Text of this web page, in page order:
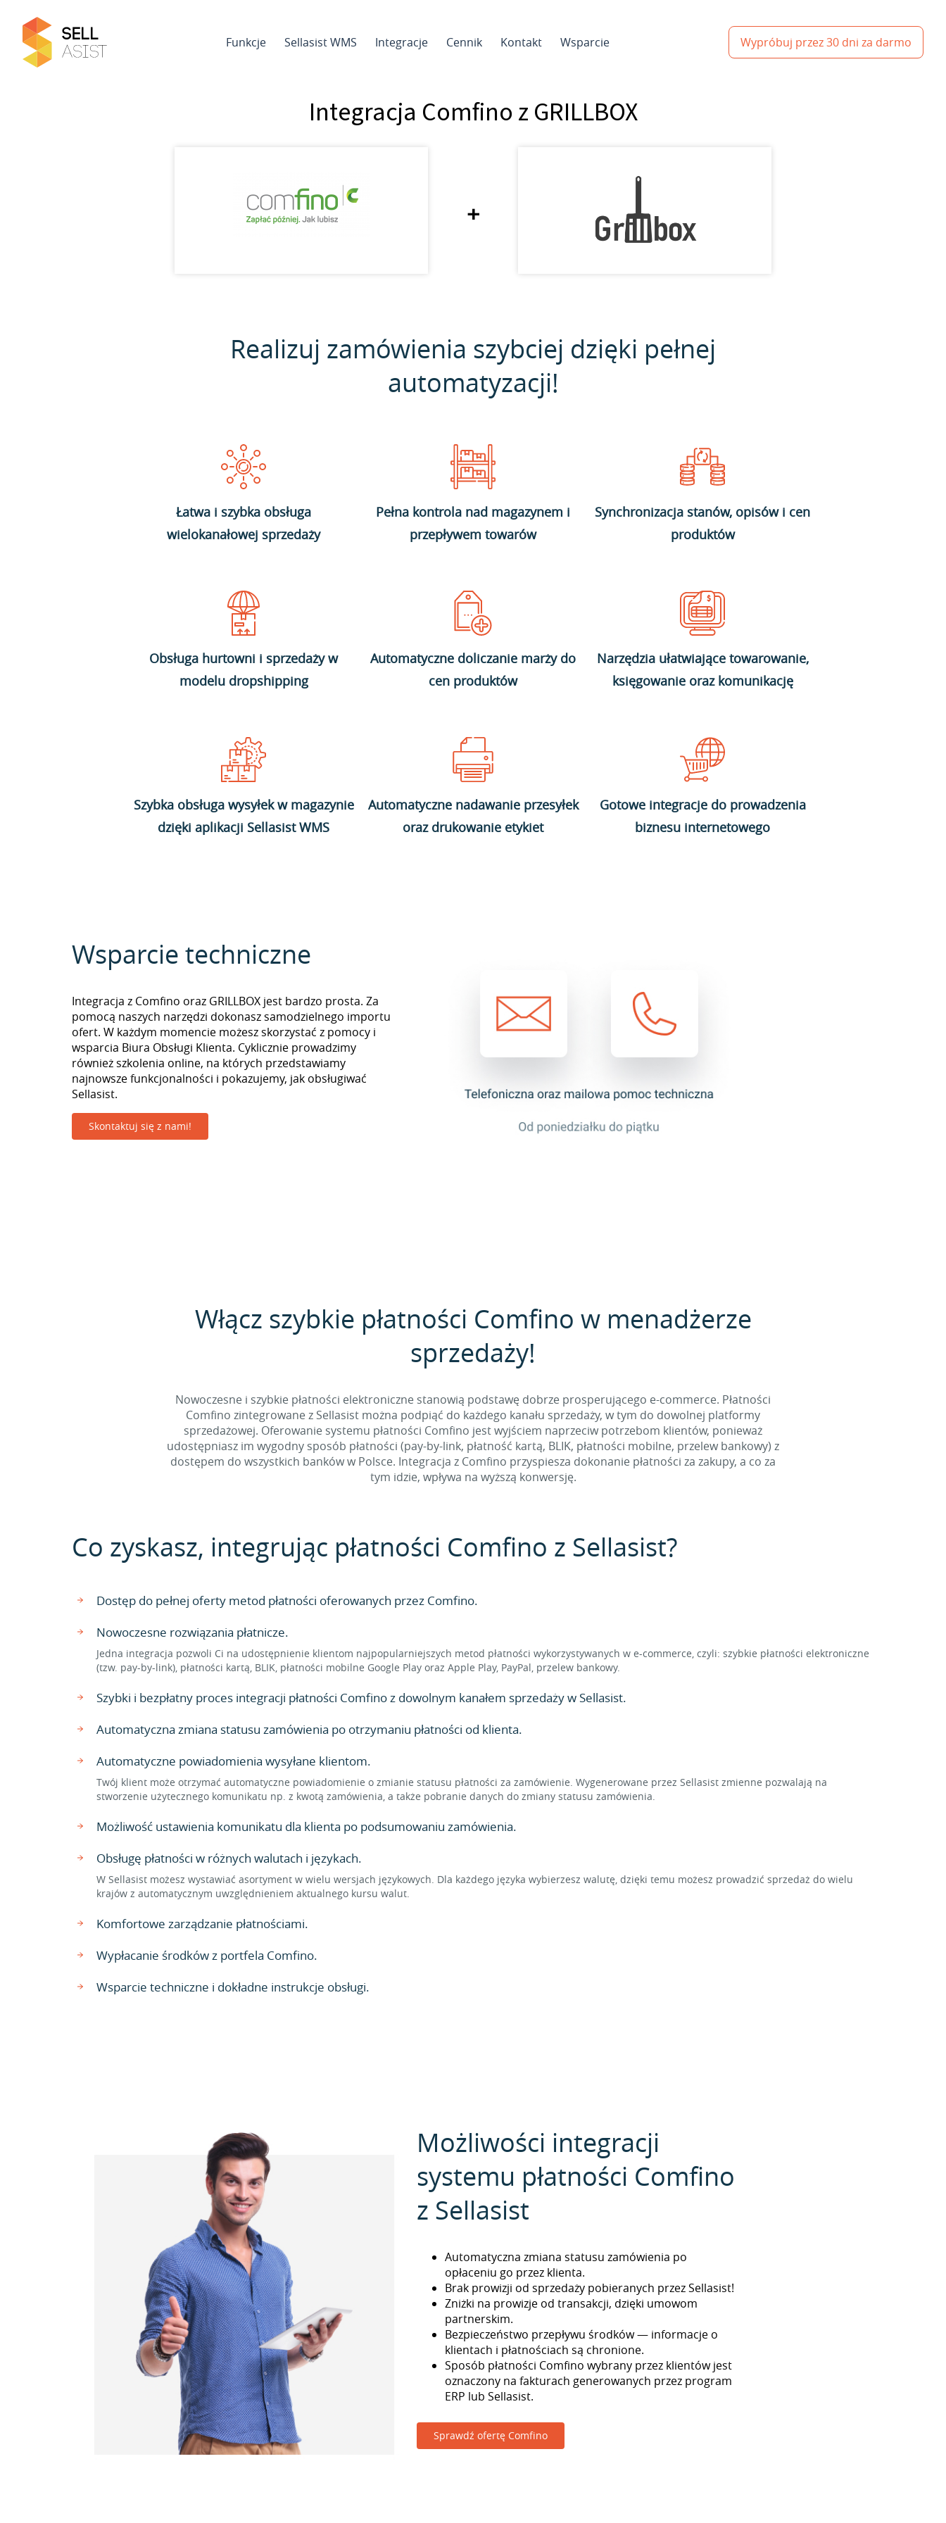
Funkcje Sellasist WMS Integracje Cennik Kontakt Wsparcie Wypróbuj przez 30 dni za darmo
Integracja Comfino z GRILLBOX
+
Realizuj zamówienia szybciej dzięki pełnej
automatyzacji!
Łatwa i szybka obsługa
wielokanałowej sprzedaży
Pełna kontrola nad magazynem i
przepływem towarów
Synchronizacja stanów, opisów i cen
produktów
Obsługa hurtowni i sprzedaży w
modelu dropshipping
Automatyczne doliczanie marży do
cen produktów
Narzędzia ułatwiające towarowanie,
księgowanie oraz komunikację
Szybka obsługa wysyłek w magazynie
dzięki aplikacji Sellasist WMS
Automatyczne nadawanie przesyłek
oraz drukowanie etykiet
Gotowe integracje do prowadzenia
biznesu internetowego
Wsparcie techniczne
Integracja z Comfino oraz GRILLBOX jest bardzo prosta. Za
pomocą naszych narzędzi dokonasz samodzielnego importu
ofert. W każdym momencie możesz skorzystać z pomocy i
wsparcia Biura Obsługi Klienta. Cyklicznie prowadzimy
również szkolenia online, na których przedstawiamy
najnowsze funkcjonalności i pokazujemy, jak obsługiwać
Sellasist.
Skontaktuj się z nami!
Włącz szybkie płatności Comfino w menadżerze
sprzedaży!
Nowoczesne i szybkie płatności elektroniczne stanowią podstawę dobrze prosperującego e-commerce. Płatności
Comfino zintegrowane z Sellasist można podpiąć do każdego kanału sprzedaży, w tym do dowolnej platformy
sprzedażowej. Oferowanie systemu płatności Comfino jest wyjściem naprzeciw potrzebom klientów, ponieważ
udostępniasz im wygodny sposób płatności (pay-by-link, płatność kartą, BLIK, płatności mobilne, przelew bankowy) z
dostępem do wszystkich banków w Polsce. Integracja z Comfino przyspiesza dokonanie płatności za zakupy, a co za
tym idzie, wpływa na wyższą konwersję.
Co zyskasz, integrując płatności Comfino z Sellasist?
Dostęp do pełnej oferty metod płatności oferowanych przez Comfino.
Nowoczesne rozwiązania płatnicze.
Jedna integracja pozwoli Ci na udostępnienie klientom najpopularniejszych metod płatności wykorzystywanych w e-commerce, czyli: szybkie płatności elektroniczne
(tzw. pay-by-link), płatności kartą, BLIK, płatności mobilne Google Play oraz Apple Play, PayPal, przelew bankowy.
Szybki i bezpłatny proces integracji płatności Comfino z dowolnym kanałem sprzedaży w Sellasist.
Automatyczna zmiana statusu zamówienia po otrzymaniu płatności od klienta.
Automatyczne powiadomienia wysyłane klientom.
Twój klient może otrzymać automatyczne powiadomienie o zmianie statusu płatności za zamówienie. Wygenerowane przez Sellasist zmienne pozwalają na
stworzenie użytecznego komunikatu np. z kwotą zamówienia, a także pobranie danych do zmiany statusu zamówienia.
Możliwość ustawienia komunikatu dla klienta po podsumowaniu zamówienia.
Obsługę płatności w różnych walutach i językach.
W Sellasist możesz wystawiać asortyment w wielu wersjach językowych. Dla każdego języka wybierzesz walutę, dzięki temu możesz prowadzić sprzedaż do wielu
krajów z automatycznym uwzględnieniem aktualnego kursu walut.
Komfortowe zarządzanie płatnościami.
Wypłacanie środków z portfela Comfino.
Wsparcie techniczne i dokładne instrukcje obsługi.
Możliwości integracji
systemu płatności Comfino
z Sellasist
Automatyczna zmiana statusu zamówienia po
opłaceniu go przez klienta.
Brak prowizji od sprzedaży pobieranych przez Sellasist!
Zniżki na prowizje od transakcji, dzięki umowom
partnerskim.
Bezpieczeństwo przepływu środków — informacje o
klientach i płatnościach są chronione.
Sposób płatności Comfino wybrany przez klientów jest
oznaczony na fakturach generowanych przez program
ERP lub Sellasist.
Sprawdź ofertę Comfino